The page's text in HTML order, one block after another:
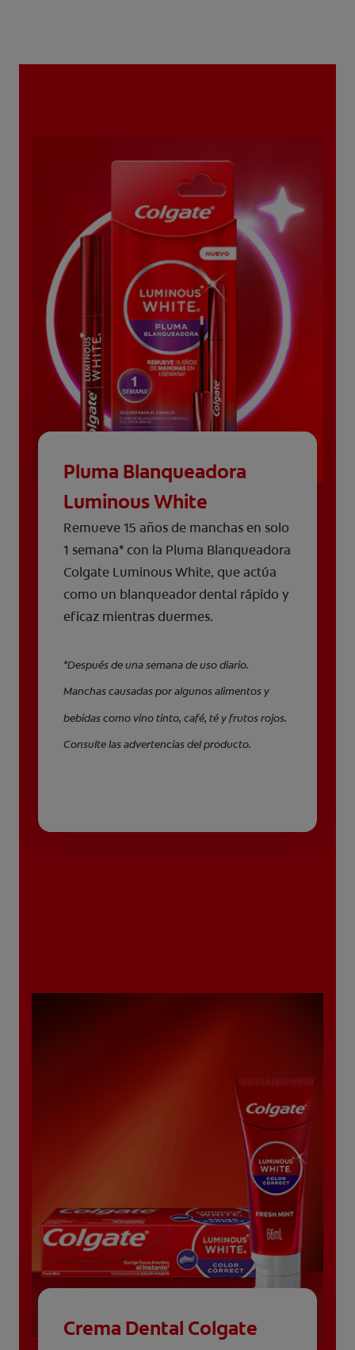
Pluma Blanqueadora
Luminous White
Remueve 15 años de manchas en solo
1 semana* con la Pluma Blanqueadora
Colgate Luminous White, que actúa
como un blanqueador dental rápido y
eficaz mientras duermes.
*Después de una semana de uso diario.
Manchas causadas por algunos alimentos y
bebidas como vino tinto, café, té y frutos rojos.
Consulte las advertencias del producto.
Crema Dental Colgate